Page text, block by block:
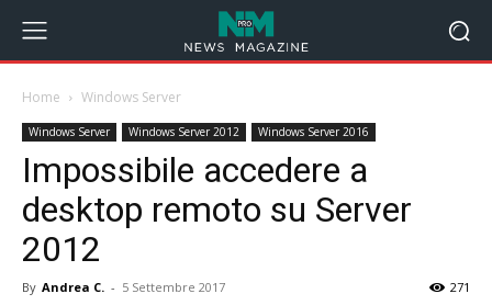
Home Windows Server
Windows Server Windows Server 2012 Windows Server 2016
Impossibile accedere a
desktop remoto su Server
2012
By Andrea C. - 5 Settembre 2017 271